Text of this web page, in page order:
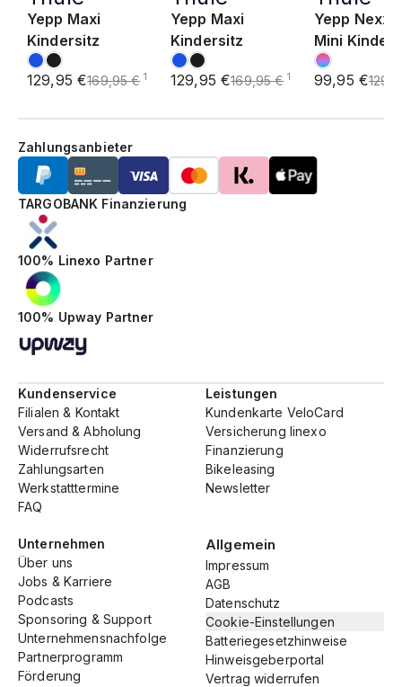
Yepp Maxi
Kindersitz
129,95 €169,95 € 1
Yepp Maxi
Kindersitz
129,95 €169,95 € 1
Yepp Nexxt
Mini
99,95 €
100% Upway Partner
100% Linexo Partner
TARGOBANK Finanzierung
Zahlungsanbieter
Kundenservice
Filialen & Kontakt
Versand & Abholung
Widerrufsrecht
Zahlungsarten
Werkstatttermine
FAQ
Leistungen
Kundenkarte VeloCard
Versicherung linexo
Finanzierung
Bikeleasing
Newsletter
Unternehmen
Über uns
Jobs & Karriere
Podcasts
Sponsoring & Support
Unternehmensnachfolge
Partnerprogramm
Förderung
Allgemein
Impressum
AGB
Datenschutz
Cookie-Einstellungen
Batteriegesetzhinweise
Hinweisgeberportal
Vertrag widerrufen